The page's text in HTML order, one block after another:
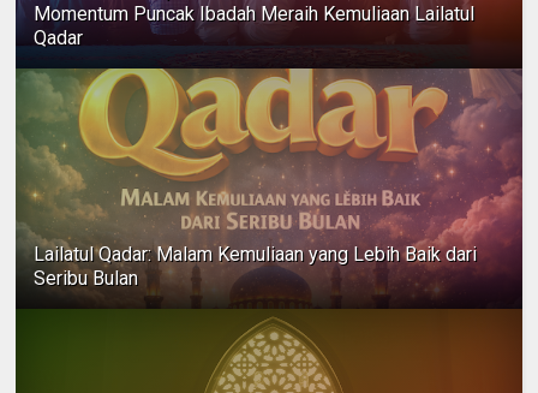
Momentum Puncak Ibadah Meraih Kemuliaan Lailatul
Qadar
Lailatul Qadar: Malam Kemuliaan yang Lebih Baik dari
Seribu Bulan